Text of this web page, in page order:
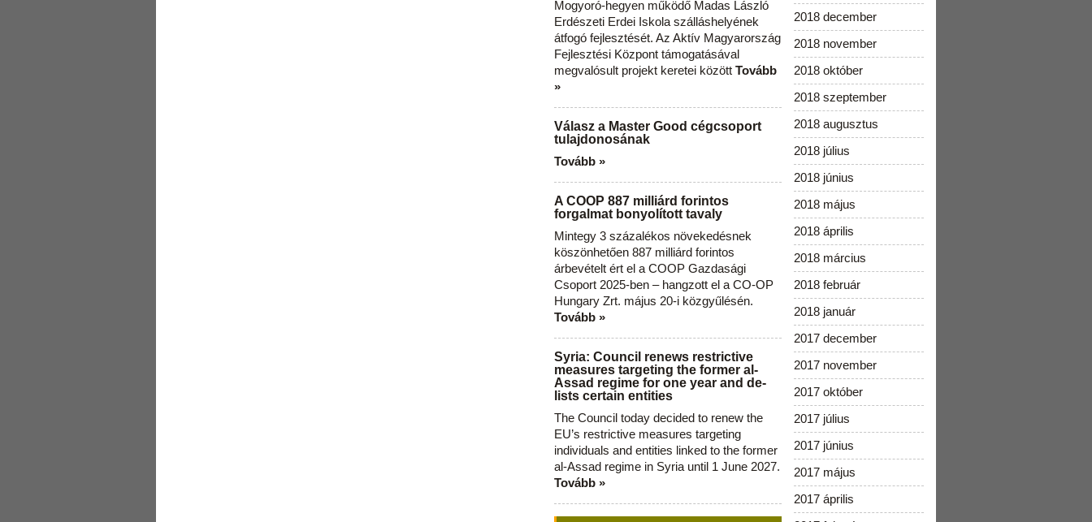
Mogyoró-hegyen működő Madas László
Erdészeti Erdei Iskola szálláshelyének
átfogó fejlesztését. Az Aktív Magyarország
Fejlesztési Központ támogatásával
megvalósult projekt keretei között Tovább
»
Válasz a Master Good cégcsoport
tulajdonosának
Tovább »
A COOP 887 milliárd forintos
forgalmat bonyolított tavaly
Mintegy 3 százalékos növekedésnek
köszönhetően 887 milliárd forintos
árbevételt ért el a COOP Gazdasági
Csoport 2025-ben – hangzott el a CO-OP
Hungary Zrt. május 20-i közgyűlésén.
Tovább »
Syria: Council renews restrictive
measures targeting the former al-
Assad regime for one year and de-
lists certain entities
The Council today decided to renew the
EU’s restrictive measures targeting
individuals and entities linked to the former
al-Assad regime in Syria until 1 June 2027.
Tovább »
2018 december
2018 november
2018 október
2018 szeptember
2018 augusztus
2018 július
2018 június
2018 május
2018 április
2018 március
2018 február
2018 január
2017 december
2017 november
2017 október
2017 július
2017 június
2017 május
2017 április